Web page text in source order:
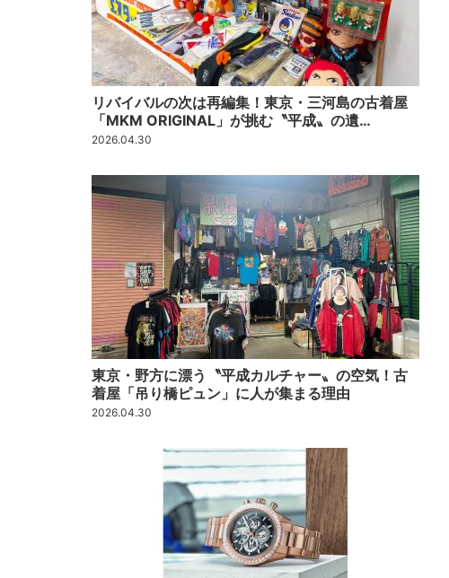
リバイバルの次は再編集！東京・三河島の古着屋
「MKM ORIGINAL」が挑む〝平成〟の遺…
2026.04.30
東京・野方に漂う〝平成カルチャー〟の空気！古
着屋「吊り橋ピュン」に人が集まる理由
2026.04.30